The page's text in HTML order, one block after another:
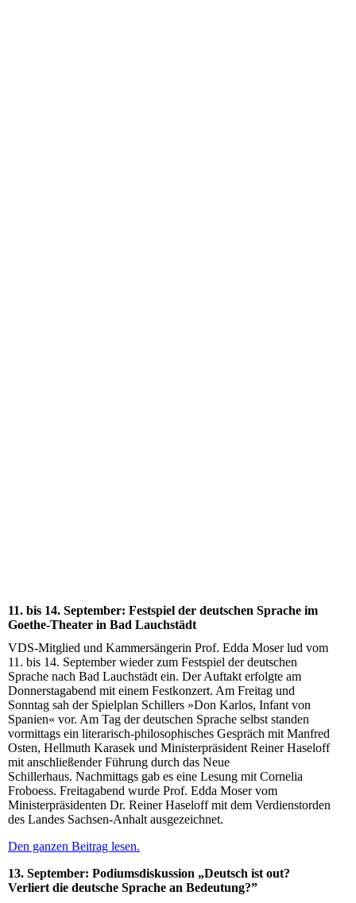
11. bis 14. September: Festspiel der deutschen Sprache im
Goethe-Theater in Bad Lauchstädt
VDS-Mitglied und Kammersängerin Prof. Edda Moser lud vom
11. bis 14. September wieder zum Festspiel der deutschen
Sprache nach Bad Lauchstädt ein. Der Auftakt erfolgte am
Donnerstagabend mit einem Festkonzert. Am Freitag und
Sonntag sah der Spielplan Schillers »Don Karlos, Infant von
Spanien« vor. Am Tag der deutschen Sprache selbst standen
vormittags ein literarisch-philosophisches Gespräch mit Manfred
Osten, Hellmuth Karasek und Ministerpräsident Reiner Haseloff
mit anschließender Führung durch das Neue
Schillerhaus. Nachmittags gab es eine Lesung mit Cornelia
Froboess. Freitagabend wurde Prof. Edda Moser vom
Ministerpräsidenten Dr. Reiner Haseloff mit dem Verdienstorden
des Landes Sachsen-Anhalt ausgezeichnet.
Den ganzen Beitrag lesen.
13. September: Podiumsdiskussion „Deutsch ist out?
Verliert die deutsche Sprache an Bedeutung?”